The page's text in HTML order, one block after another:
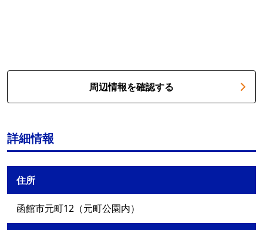
周辺情報を確認する
詳細情報
住所
函館市元町12（元町公園内）